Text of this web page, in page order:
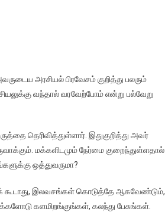
அரசியல் பிரவேசம் குறித்து பலரும்
வந்தால் வரவேற்போம் என்று பல்வேறு
தெரிவித்துள்ளார். இதுகுறித்து அவர்
மக்களிடமும் நேர்மை குறைந்துள்ளதால்
ஒத்துவருமா?
கூடாது, இலவசங்கள் கொடுத்தே ஆகவேண்டும்,
களமிறங்குங்கள், கலந்து பேசுங்கள்.